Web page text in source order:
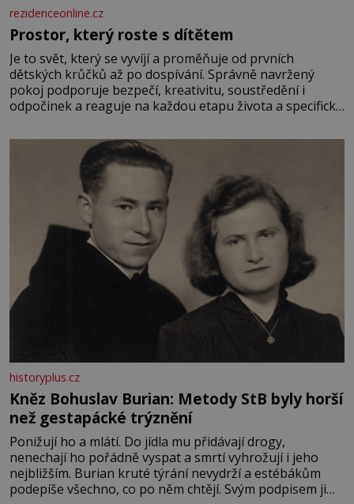
rezidenceonline.cz
Prostor, který roste s dítětem
Je to svět, který se vyvíjí a proměňuje od prvních
dětských krůčků až po dospívání. Správně navržený
pokoj podporuje bezpečí, kreativitu, soustředění i
odpočinek a reaguje na každou etapu života a specifické
měkkost a bezpečí, proto by pokoj miminka měl působit
především klidně a útulně. Předškolní věk je
historyplus.cz
Kněz Bohuslav Burian: Metody StB byly horší
než gestapácké trýznění
Ponižují ho a mlátí. Do jídla mu přidávají drogy,
nenechají ho pořádně vyspat a smrtí vyhrožují i jeho
nejbližším. Burian kruté týrání nevydrží a estébákům
podepíše všechno, co po něm chtějí. Svým podpisem jim